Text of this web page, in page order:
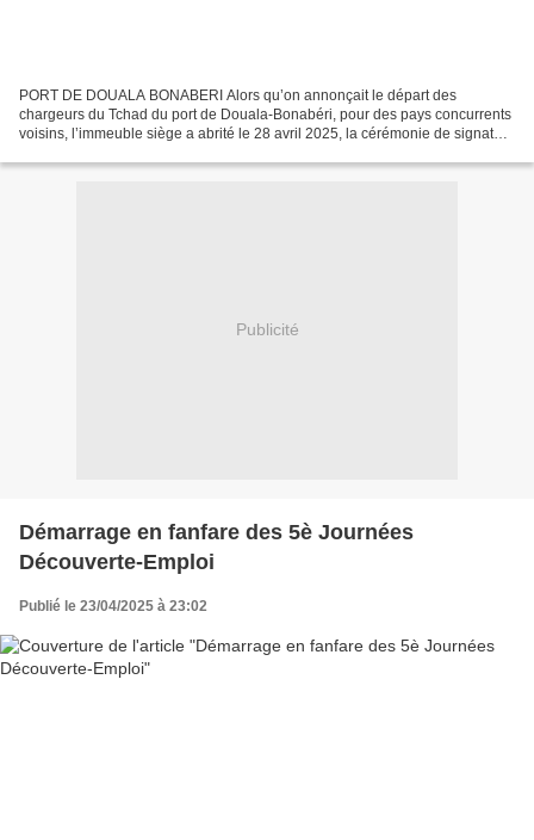
PORT DE DOUALA BONABERI Alors qu’on annonçait le départ des
chargeurs du Tchad du port de Douala-Bonabéri, pour des pays concurrents
voisins, l’immeuble siège a abrité le 28 avril 2025, la cérémonie de signature
Publicité
Démarrage en fanfare des 5è Journées
Découverte-Emploi
Publié le 23/04/2025 à 23:02